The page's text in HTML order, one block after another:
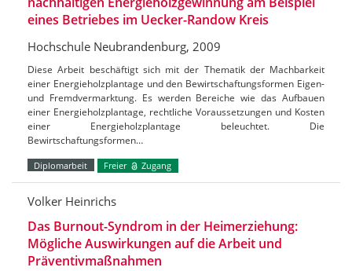
eines Betriebes im Uecker-Randow Kreis
Hochschule Neubrandenburg, 2009
Diese Arbeit beschäftigt sich mit der Thematik der Machbarkeit
einer Energieholzplantage und den Bewirtschaftungsformen Eigen-
und Fremdvermarktung. Es werden Bereiche wie das Aufbauen
einer Energieholzplantage, rechtliche Voraussetzungen und Kosten
einer Energieholzplantage beleuchtet. Die
Bewirtschaftungsformen…
Diplomarbeit Freier Zugang
Volker Heinrichs
Das Burnout-Syndrom in der Heimerziehung:
Mögliche Auswirkungen auf die Arbeit und
Präventivmaßnahmen